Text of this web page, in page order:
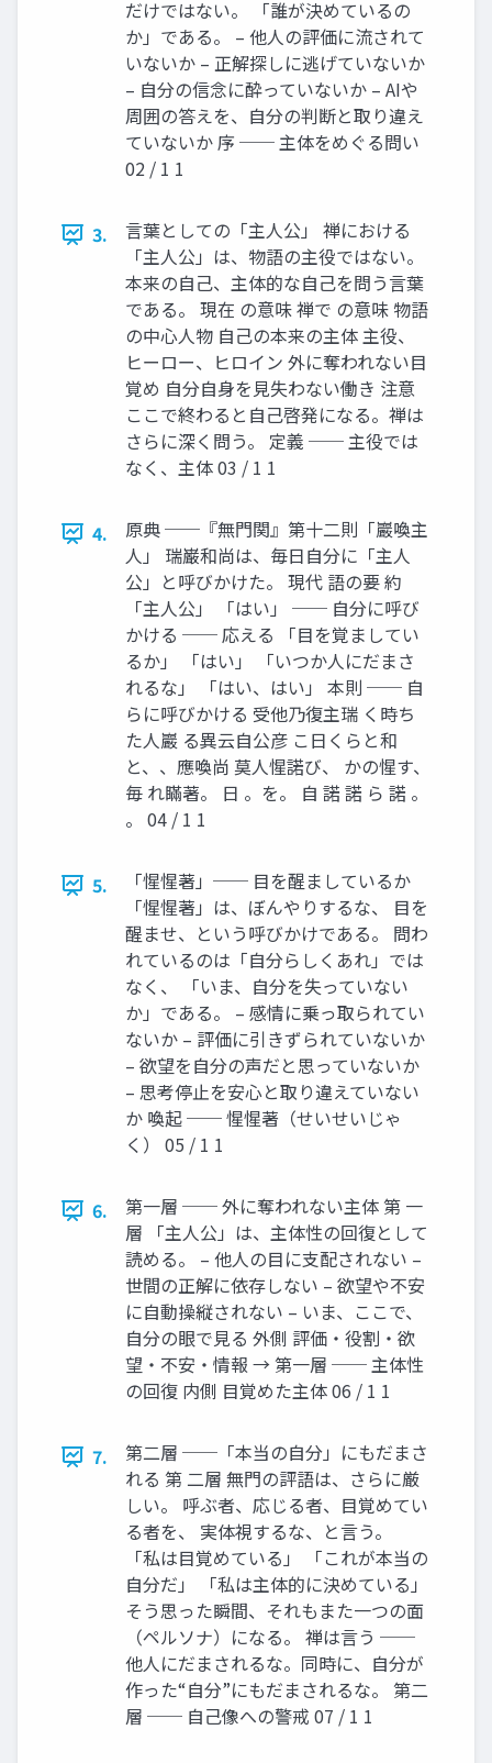
だけではない。 「誰が決めているの
か」である。 – 他人の評価に流されて
いないか – 正解探しに逃げていないか
– 自分の信念に酔っていないか – AIや
周囲の答えを、自分の判断と取り違え
ていないか 序 ── 主体をめぐる問い
02 / 1 1
3.
言葉としての「主人公」 禅における
「主人公」は、物語の主役ではない。
本来の自己、主体的な自己を問う言葉
である。 現在 の意味 禅で の意味 物語
の中心人物 自己の本来の主体 主役、
ヒーロー、ヒロイン 外に奪われない目
覚め 自分自身を見失わない働き 注意
ここで終わると自己啓発になる。禅は
さらに深く問う。 定義 ── 主役では
なく、主体 03 / 1 1
4.
原典 ──『無門関』第十二則「巖喚主
人」 瑞巌和尚は、毎日自分に「主人
公」と呼びかけた。 現代 語の要 約
「主人公」 「はい」 ── 自分に呼び
かける ── 応える 「目を覚ましてい
るか」 「はい」 「いつか人にだまさ
れるな」 「はい、はい」 本則 ── 自
らに呼びかける 受他乃復主瑞 く時ち
た人巖 る異云自公彦 こ日くらと和
と、、應喚尚 莫人惺諾び、 かの惺す、
毎 れ瞞著。 日 。を。 自 諾 諾 ら 諾 。
。 04 / 1 1
5.
「惺惺著」── 目を醒ましているか
「惺惺著」は、ぼんやりするな、 目を
醒ませ、という呼びかけである。 問わ
れているのは「自分らしくあれ」では
なく、 「いま、自分を失っていない
か」である。 – 感情に乗っ取られてい
ないか – 評価に引きずられていないか
– 欲望を自分の声だと思っていないか
– 思考停止を安心と取り違えていない
か 喚起 ── 惺惺著（せいせいじゃ
く） 05 / 1 1
6.
第一層 ── 外に奪われない主体 第 一
層 「主人公」は、主体性の回復として
読める。 – 他人の目に支配されない –
世間の正解に依存しない – 欲望や不安
に自動操縦されない – いま、ここで、
自分の眼で見る 外側 評価・役割・欲
望・不安・情報 → 第一層 ── 主体性
の回復 内側 目覚めた主体 06 / 1 1
7.
第二層 ──「本当の自分」にもだまさ
れる 第 二層 無門の評語は、さらに厳
しい。 呼ぶ者、応じる者、目覚めてい
る者を、 実体視するな、と言う。
「私は目覚めている」 「これが本当の
自分だ」 「私は主体的に決めている」
そう思った瞬間、それもまた一つの面
（ペルソナ）になる。 禅は言う ──
他人にだまされるな。同時に、自分が
作った“自分”にもだまされるな。 第二
層 ── 自己像への警戒 07 / 1 1